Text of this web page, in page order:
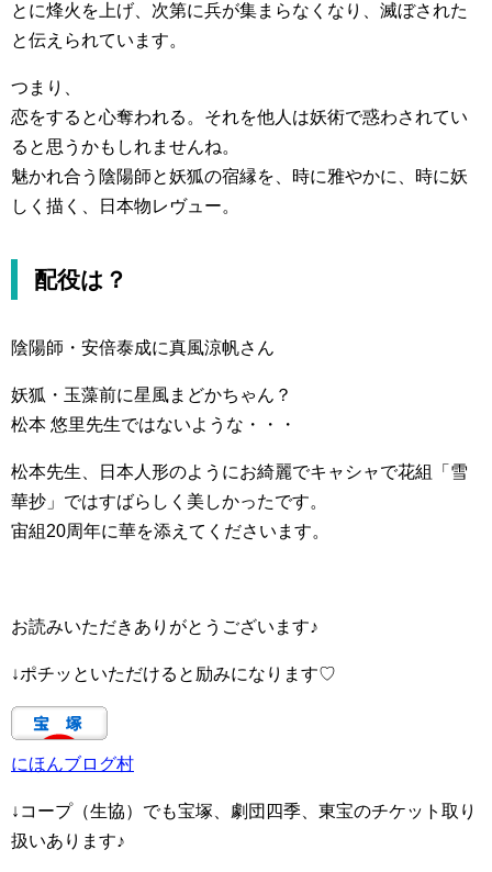
とに烽火を上げ、次第に兵が集まらなくなり、滅ぼされた
と伝えられています。
つまり、
恋をすると心奪われる。それを他人は妖術で惑わされてい
ると思うかもしれませんね。
魅かれ合う陰陽師と妖狐の宿縁を、時に雅やかに、時に妖
しく描く、日本物レヴュー。
配役は？
陰陽師・安倍泰成に真風涼帆さん
妖狐・玉藻前に星風まどかちゃん？
松本 悠里先生ではないような・・・
松本先生、日本人形のようにお綺麗でキャシャで花組「雪
華抄」ではすばらしく美しかったです。
宙組20周年に華を添えてくださいます。
お読みいただきありがとうございます♪
↓ポチッといただけると励みになります♡
にほんブログ村
↓コープ（生協）でも宝塚、劇団四季、東宝のチケット取り
扱いあります♪